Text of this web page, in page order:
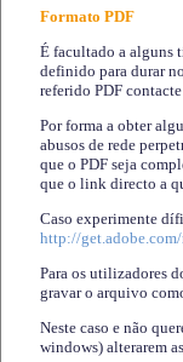
Formato PDF
É facultado a alguns
definido para durar no
referido PDF
Por forma a obter
abusos de rede
que o PDF seja
que o link directo a
Caso experimente
http://
Para os utilizadores
gravar o arquivo
Neste caso e não
windows) alterarem